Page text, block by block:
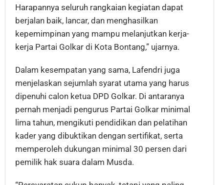
Harapannya seluruh rangkaian kegiatan dapat
berjalan baik, lancar, dan menghasilkan
kepemimpinan yang mampu melanjutkan kerja-
kerja Partai Golkar di Kota Bontang,” ujarnya.
Dalam kesempatan yang sama, Lafendri juga
menjelaskan sejumlah syarat utama yang harus
dipenuhi calon ketua DPD Golkar. Di antaranya
pernah menjadi pengurus Partai Golkar minimal
lima tahun, mengikuti pendidikan dan pelatihan
kader yang dibuktikan dengan sertifikat, serta
memperoleh dukungan minimal 30 persen dari
pemilik hak suara dalam Musda.